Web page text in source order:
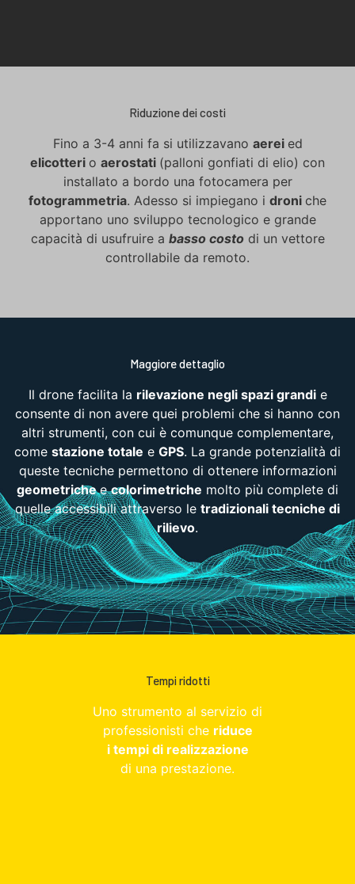
Riduzione dei costi
Fino a 3-4 anni fa si utilizzavano aerei ed
elicotteri o aerostati (palloni gonfiati di elio) con
installato a bordo una fotocamera per
fotogrammetria. Adesso si impiegano i droni che
apportano uno sviluppo tecnologico e grande
capacità di usufruire a basso costodi un vettore
controllabile da remoto.
Maggiore dettaglio
Il drone facilita la rilevazione negli spazi grandie
consente di non avere quei problemi che si hanno con
altri strumenti, con cui è comunque complementare,
come stazione totale e GPS. La grande potenzialità di
queste tecniche permettono di ottenere informazioni
geometricheecolorimetriche molto più complete di
quelle accessibili attraverso le tradizionali tecniche di
rilievo.
Tempi ridotti
Uno strumento al servizio di
professionisti che riduce
i tempi di realizzazione
di una prestazione.